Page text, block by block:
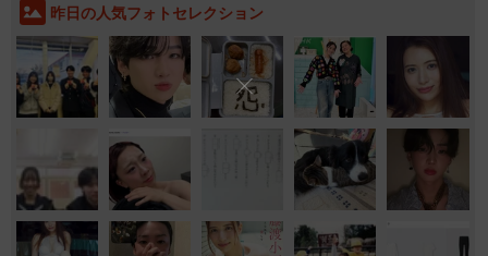
昨日の人気フォトセレクション